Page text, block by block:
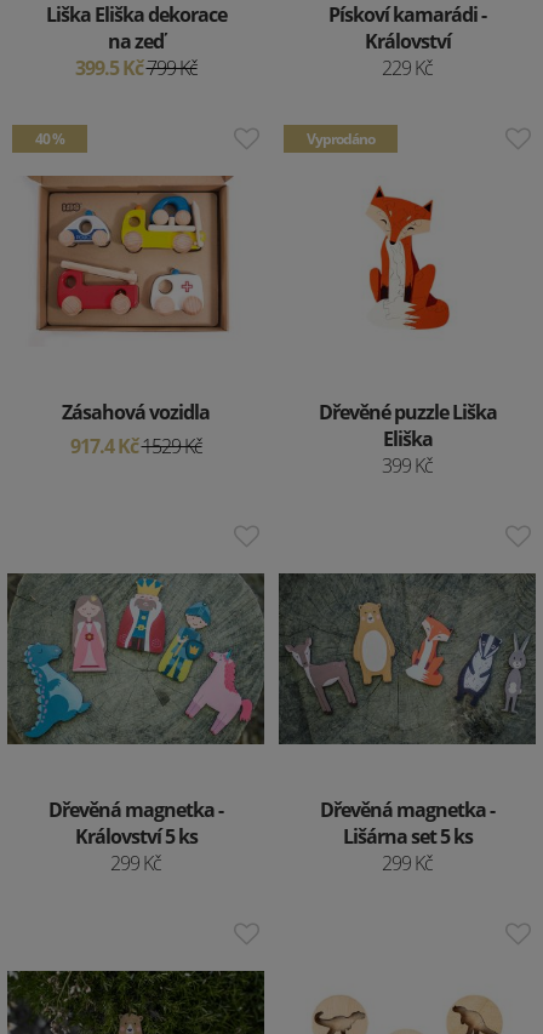
Liška Eliška dekorace
na zeď
399.5 Kč799 Kč
Pískoví kamarádi -
Království
229 Kč
40 %
Zásahová vozidla
917.4 Kč1529 Kč
Vyprodáno
Dřevěné puzzle Liška
Eliška
399 Kč
Dřevěná magnetka -
Království 5 ks
299 Kč
Dřevěná magnetka -
Lišárna set 5 ks
299 Kč